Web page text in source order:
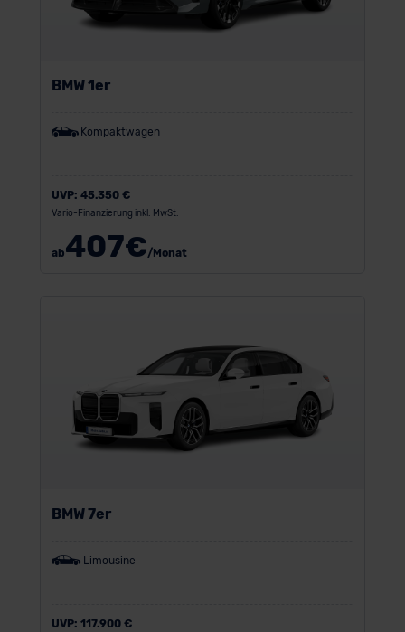
BMW 1er
Kompaktwagen
UVP: 45.350 €
Vario-Finanzierung inkl. MwSt.
ab407€/Monat
BMW 7er
Limousine
UVP: 117.900 €